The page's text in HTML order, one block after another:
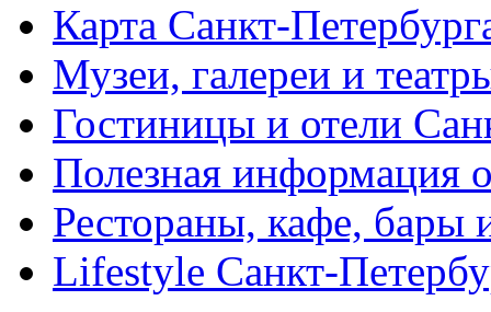
Карта Санкт-
Музеи, галереи и
Гостиницы и отели
Полезная информация
Рестораны, кафе, бары
Lifestyle Санкт-